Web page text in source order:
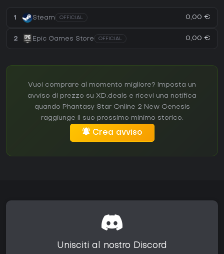
1 Steam OFFICIAL 0,00 €
2 Epic Games Store OFFICIAL 0,00 €
Vuoi comprare al momento migliore? Imposta un
avviso di prezzo su XD.deals e ricevi una notifica
quando Phantasy Star Online 2 New Genesis
raggiunge il suo prossimo minimo storico.
Crea avviso
Unisciti al nostro Discord